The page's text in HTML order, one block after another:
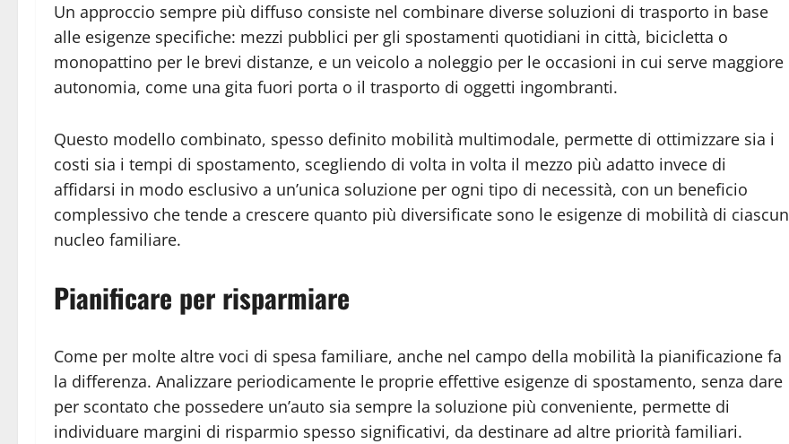
Un approccio sempre più diffuso consiste nel combinare diverse soluzioni di trasporto in base
alle esigenze specifiche: mezzi pubblici per gli spostamenti quotidiani in città, bicicletta o
monopattino per le brevi distanze, e un veicolo a noleggio per le occasioni in cui serve maggiore
autonomia, come una gita fuori porta o il trasporto di oggetti ingombranti.
Questo modello combinato, spesso definito mobilità multimodale, permette di ottimizzare sia i
costi sia i tempi di spostamento, scegliendo di volta in volta il mezzo più adatto invece di
affidarsi in modo esclusivo a un’unica soluzione per ogni tipo di necessità, con un beneficio
complessivo che tende a crescere quanto più diversificate sono le esigenze di mobilità di ciascun
nucleo familiare.
Pianificare per risparmiare
Come per molte altre voci di spesa familiare, anche nel campo della mobilità la pianificazione fa
la differenza. Analizzare periodicamente le proprie effettive esigenze di spostamento, senza dare
per scontato che possedere un’auto sia sempre la soluzione più conveniente, permette di
individuare margini di risparmio spesso significativi, da destinare ad altre priorità familiari.